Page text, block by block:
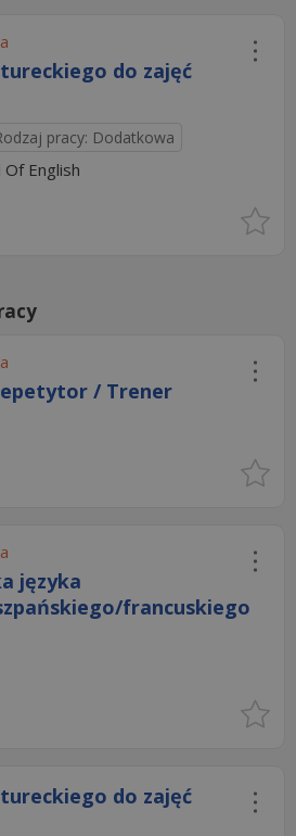
do zajęć
pracy: Dodatkowa
Of English
/ Trener
języka
francuskiego
do zajęć